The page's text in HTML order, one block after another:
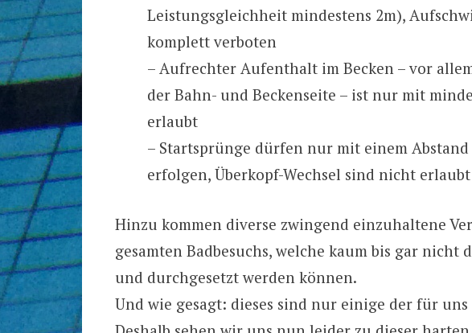
Leistungsgleichheit mindestens 2m),
komplett verboten
– Aufrechter Aufenthalt im Becken – vor
der Bahn- und Beckenseite – ist nur mit
erlaubt
– Startsprünge dürfen nur mit einem
erfolgen, Überkopf-Wechsel sind nicht erlaubt
Hinzu kommen diverse zwingend einzuhaltene
gesamten Badbesuchs, welche kaum bis gar
und durchgesetzt werden können.
Und wie gesagt: dieses sind nur einige der für